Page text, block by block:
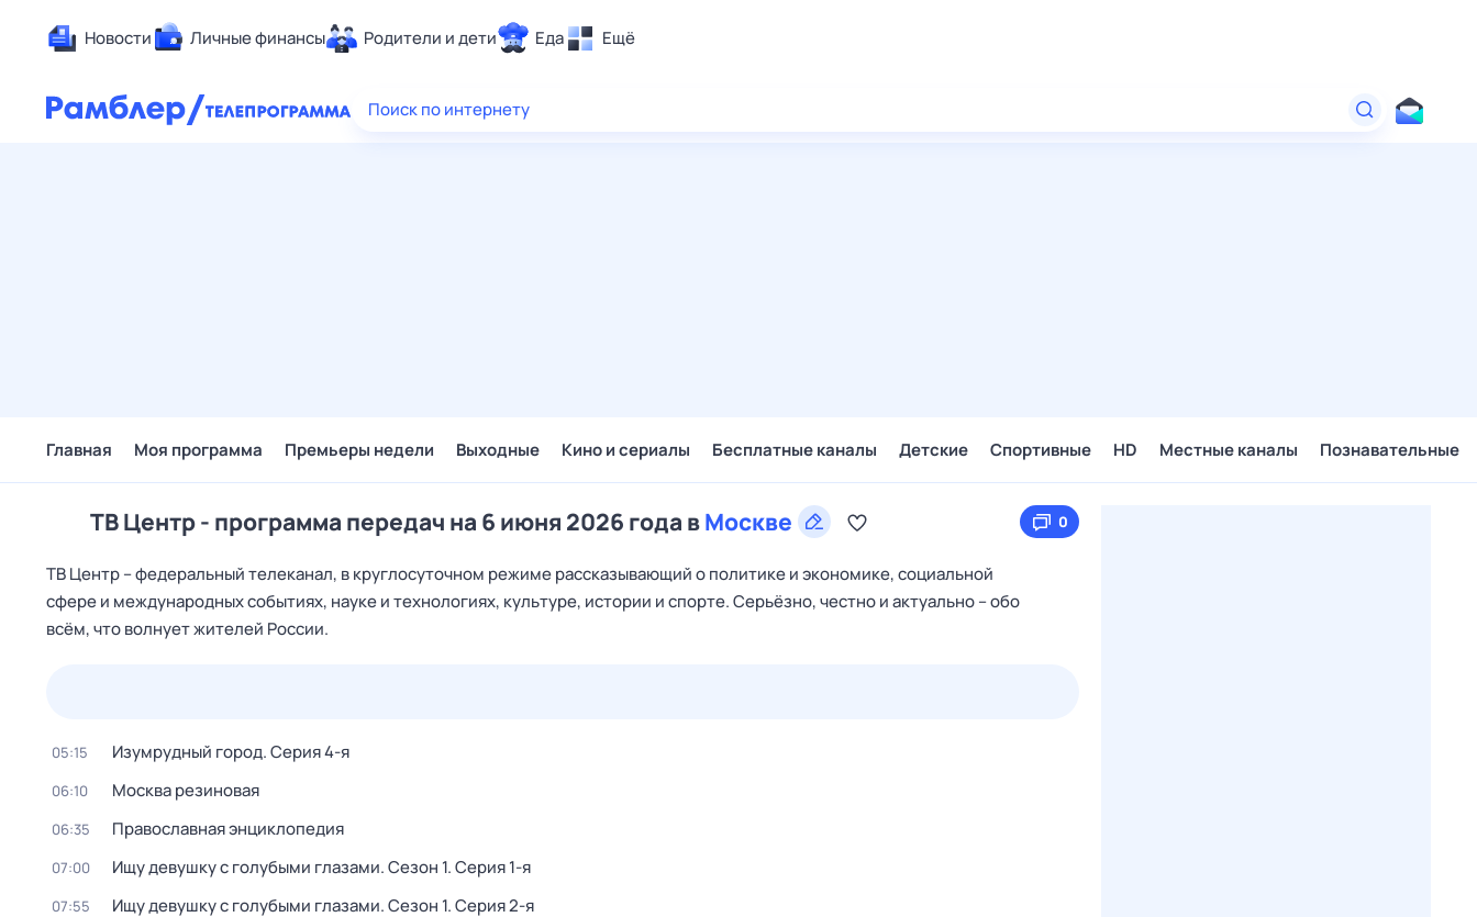
Новости Личные финансы Родители и дети Еда Ещё
Здоровье
Поиск по интернету
Главная Моя программа Премьеры недели Выходные Кино и сериалы Бесплатные каналы Детские Спортивные HD Местные каналы Познавательные
ТВ Центр - программа передач на 6 июня 2026 года вМоскве 0
ТВ Центр – федеральный телеканал, в круглосуточном режиме рассказывающий о политике и экономике, социальной
сфере и международных событиях, науке и технологиях, культуре, истории и спорте. Серьёзно, честно и актуально – обо
всём, что волнует жителей России.
05:15 Изумрудный город. Серия 4-я
06:10 Москва резиновая
06:35 Православная энциклопедия
07:00 Ищу девушку с голубыми глазами. Сезон 1. Серия 1-я
07:55 Ищу девушку с голубыми глазами. Сезон 1. Серия 2-я